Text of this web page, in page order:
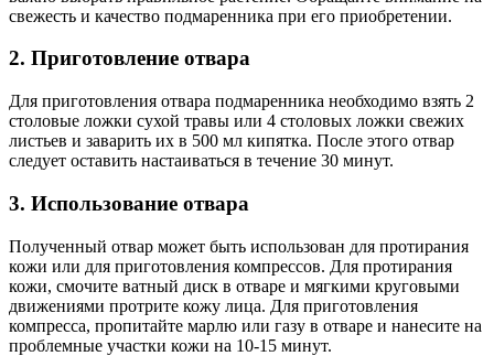
свежесть и качество подмаренника при его приобретении.
2. Приготовление отвара
Для приготовления отвара подмаренника необходимо взять 2
столовые ложки сухой травы или 4 столовых ложки свежих
листьев и заварить их в 500 мл кипятка. После этого отвар
следует оставить настаиваться в течение 30 минут.
3. Использование отвара
Полученный отвар может быть использован для протирания
кожи или для приготовления компрессов. Для протирания
кожи, смочите ватный диск в отваре и мягкими круговыми
движениями протрите кожу лица. Для приготовления
компресса, пропитайте марлю или газу в отваре и нанесите на
проблемные участки кожи на 10-15 минут.